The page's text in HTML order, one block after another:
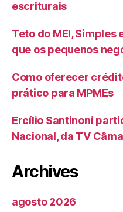
escriturais
Teto do MEI,
que os pequenos
Como oferecer
prático para MPMEs
Ercílio Santinoni
Nacional, da TV
Archives
agosto 2026